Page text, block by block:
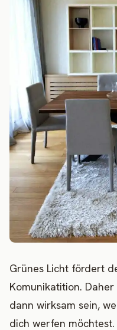
Grünes Licht fördert
Komunikatition.
dann wirksam sein,
dich werfen